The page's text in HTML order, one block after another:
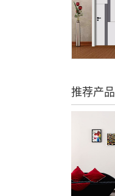
推荐产品